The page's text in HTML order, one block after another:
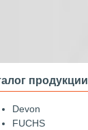
продукции
Devon
FUCHS